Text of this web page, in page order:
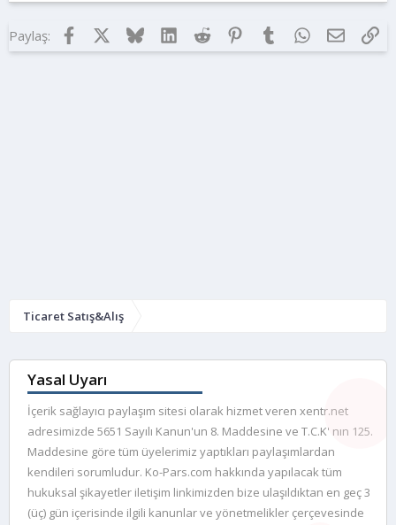
Paylaş: Facebook BlueskyLinkedInReddit Pinterest
Tumblr WhatsApp
E-posta
Ticaret Satış&Alış
Yasal Uyarı
İçerik sağlayıcı paylaşım sitesi olarak hizmet veren xentr.net
adresimizde 5651 Sayılı Kanun'un 8. Maddesine ve T.C.K' nın 125.
Maddesine göre tüm üyelerimiz yaptıkları paylaşımlardan
kendileri sorumludur. Ko-Pars.com hakkında yapılacak tüm
hukuksal şikayetler iletişim linkimizden bize ulaşıldıktan en geç 3
(üç) gün içerisinde ilgili kanunlar ve yönetmelikler çerçevesinde